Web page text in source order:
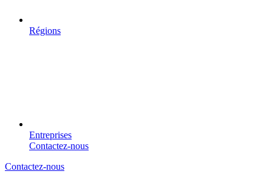
Régions
Entreprises
Contactez-nous
Contactez-nous